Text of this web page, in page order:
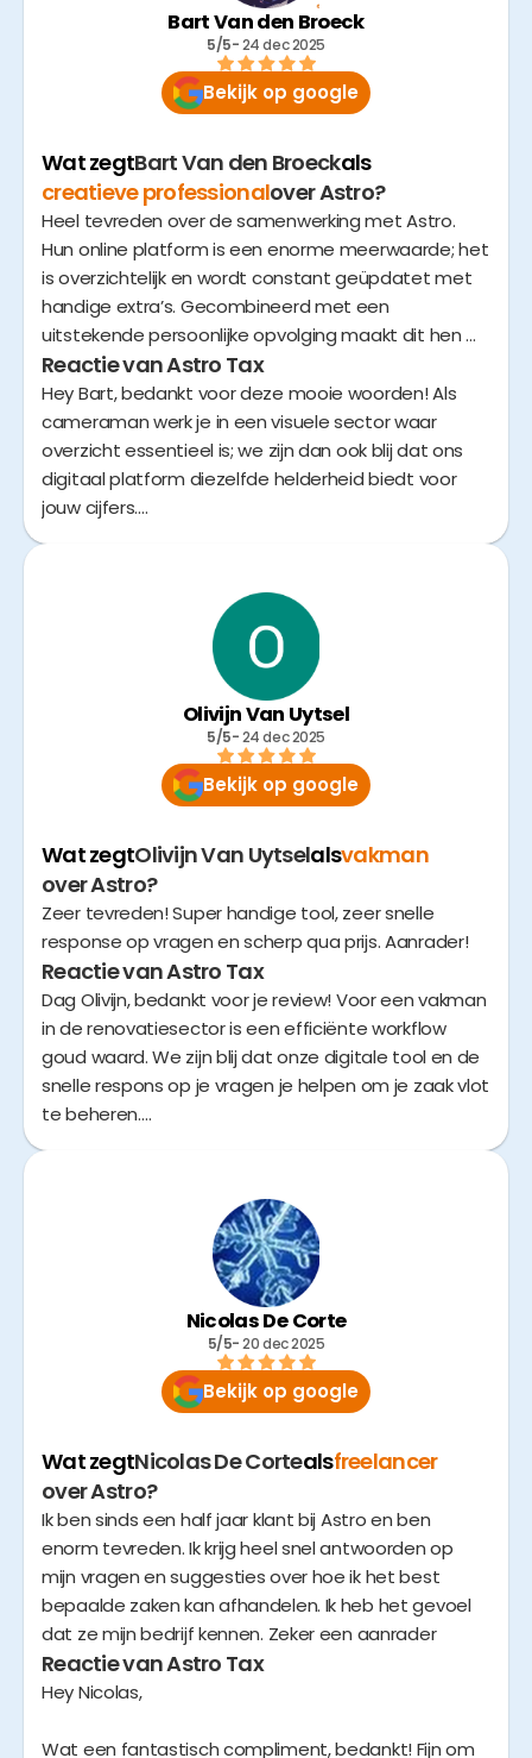
Bart Van den Broeck
5/5- 24 dec 2025
Bekijk op google
Wat zegtBart Van den Broeckals
creatieve professionalover Astro?
Heel tevreden over de samenwerking met Astro.
Hun online platform is een enorme meerwaarde; het
is overzichtelijk en wordt constant geüpdatet met
handige extra’s. Gecombineerd met een
uitstekende persoonlijke opvolging maakt dit hen de
ideale partner voor mijn boekhouding.
Reactie van Astro Tax
Hey Bart, bedankt voor deze mooie woorden! Als
cameraman werk je in een visuele sector waar
overzicht essentieel is; we zijn dan ook blij dat ons
digitaal platform diezelfde helderheid biedt voor
jouw cijfers.
voortdurend in ontwikkeling is. Zo blijven we als
digitaal boekhoudkantoor steeds koploper. Zowel
qua functionaliteiten als qua gebruiksvriendelijkheid.
Ik geef de complimenten zeker door aan ons
development team dat achter de schermen hard
werkt aan het all-in one platform voor kleine
ondernemingen.
Olivijn Van Uytsel
5/5- 24 dec 2025
Bekijk op google
Wat zegtOlivijn Van Uytselalsvakman
over Astro?
Zeer tevreden! Super handige tool, zeer snelle
response op vragen en scherp qua prijs. Aanrader!
Reactie van Astro Tax
Dag Olivijn, bedankt voor je review! Voor een vakman
in de renovatiesector is een efficiënte workflow
goud waard. We zijn blij dat onze digitale tool en de
snelle respons op je vragen je helpen om je zaak vlot
te beheren.
verhouding scherp is. We willen met Astro zeker
geen prijsbreker zijn, maar door écht in te zetten op
digitalisering en automatisatie, kunnen we zowel
fiscaal advies als boekhouding aanbieden voor de
Nicolas De Corte
5/5- 20 dec 2025
Bekijk op google
Wat zegtNicolas De Cortealsfreelancer
over Astro?
Ik ben sinds een half jaar klant bij Astro en ben
enorm tevreden. Ik krijg heel snel antwoorden op
mijn vragen en suggesties over hoe ik het best
bepaalde zaken kan afhandelen. Ik heb het gevoel
dat ze mijn bedrijf kennen. Zeker een aanrader
Reactie van Astro Tax
Hey Nicolas,
Wat een fantastisch compliment, bedankt! Fijn om